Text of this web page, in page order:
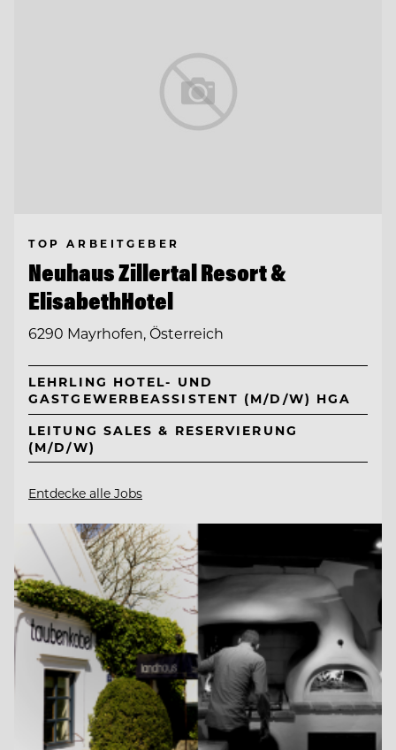
TOP ARBEITGEBER
Neuhaus Zillertal Resort &
ElisabethHotel
6290 Mayrhofen, Österreich
LEHRLING HOTEL- UND
GASTGEWERBEASSISTENT (M/D/W) HGA
LEITUNG SALES & RESERVIERUNG
(M/D/W)
Entdecke alle Jobs